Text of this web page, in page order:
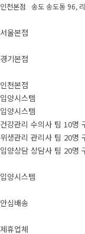
인천본점 송도 송도동 96,
서울본점
경기본점
인천본점
입양시스템
입양시스템
건강관리 수의사 팀 10명
위생관리 관리사 팀 20명
입양상담 상담사 팀 20명
입양시스템
안심배송
제휴업체